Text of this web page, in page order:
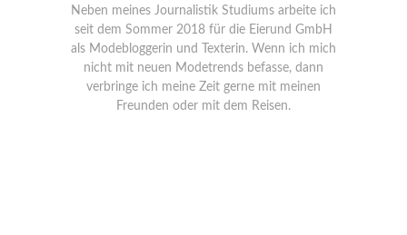
Neben meines Journalistik Studiums arbeite ich
seit dem Sommer 2018 für die Eierund GmbH
als Modebloggerin und Texterin. Wenn ich mich
nicht mit neuen Modetrends befasse, dann
verbringe ich meine Zeit gerne mit meinen
Freunden oder mit dem Reisen.